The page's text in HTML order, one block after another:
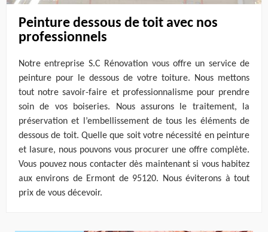
Peinture dessous de toit avec nos
professionnels
Notre entreprise S.C Rénovation vous offre un service de
peinture pour le dessous de votre toiture. Nous mettons
tout notre savoir-faire et professionnalisme pour prendre
soin de vos boiseries. Nous assurons le traitement, la
préservation et l’embellissement de tous les éléments de
dessous de toit. Quelle que soit votre nécessité en peinture
et lasure, nous pouvons vous procurer une offre complète.
Vous pouvez nous contacter dès maintenant si vous habitez
aux environs de Ermont de 95120. Nous éviterons à tout
prix de vous décevoir.